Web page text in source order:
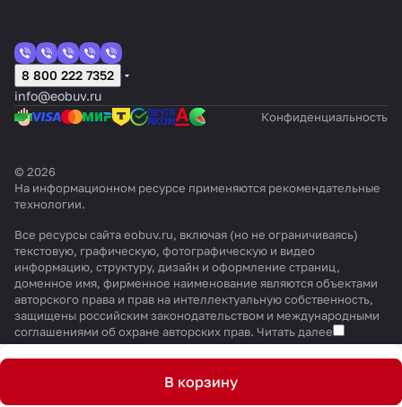
В корзину
8 800 222 7352
info@eobuv.ru
Конфиденциальность
© 2026
На информационном ресурсе применяются рекомендательные
технологии.
Все ресурсы сайта eobuv.ru, включая (но не ограничиваясь)
текстовую, графическую, фотографическую и видео
информацию, структуру, дизайн и оформление страниц,
доменное имя, фирменное наименование являются объектами
авторского права и прав на интеллектуальную собственность,
защищены российским законодательством и международными
соглашениями об охране авторских прав. Читать далее